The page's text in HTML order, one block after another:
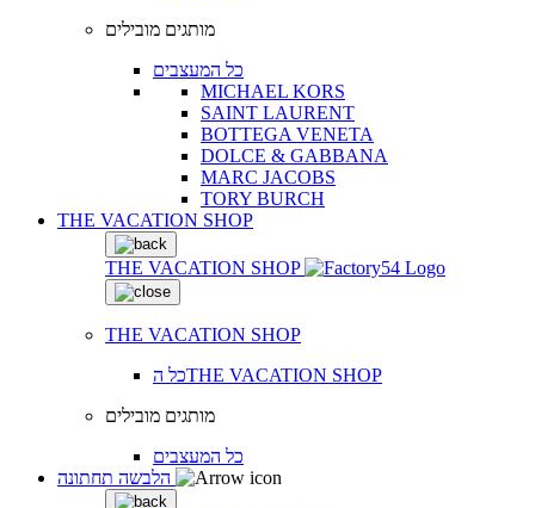
מותגים מובילים
כל המעצבים
MICHAEL KORS
SAINT LAURENT
BOTTEGA VENETA
DOLCE & GABBANA
MARC JACOBS
TORY BURCH
THE VACATION SHOP
THE VACATION SHOP
THE VACATION SHOP
כל הTHE VACATION SHOP
מותגים מובילים
כל המעצבים